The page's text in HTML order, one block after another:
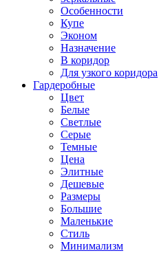
Особенности
Купе
Эконом
Назначение
В коридор
Для узкого коридора
Гардеробные
Цвет
Белые
Светлые
Серые
Темные
Цена
Элитные
Дешевые
Размеры
Большие
Маленькие
Стиль
Минимализм